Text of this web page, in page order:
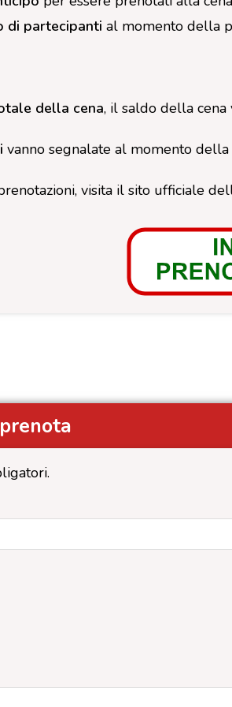
di partecipanti al momento della
della cena, il saldo della
vanno segnalate al momento della
visita il sito ufficiale